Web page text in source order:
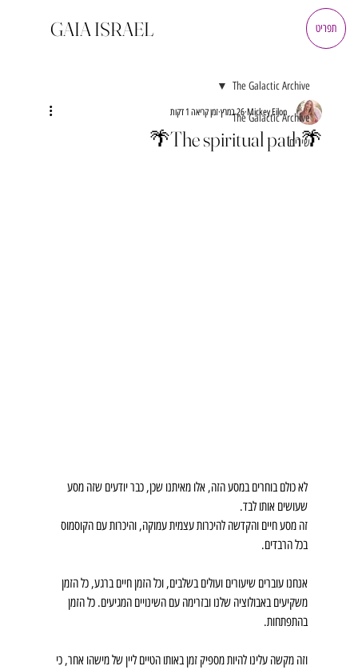
GAIA ISRAEL תפריט
The Galactic Archive
שירים
The Galactic Archive
🌴The spiritual path🌴
Mickey Eilon 26 במרץ זמן קריאה 1 דקות
לא כולם בוחרים במסע הזה, אלו מאיתנו שכן, כבר יודעים שזה מסע
שעושים אותו לבד.
זה מסע חיים והקדשה להיכרות עצמית עמוקה, והיכרות עם הקוסמוס
בכל הרבדים.
אנחנו עוברים שיעורים ועולים בשלבים, וכל הזמן חיים ברגע, כל הזמן
משקיעים באבולוציה שלנו ובזרימה עם השינויים המגיעים. כל הזמן
בהתפתחות.
וזה מקשה עלינו להיות מספיק זמן באותו הטיים ליין של מישהו אחר, כי